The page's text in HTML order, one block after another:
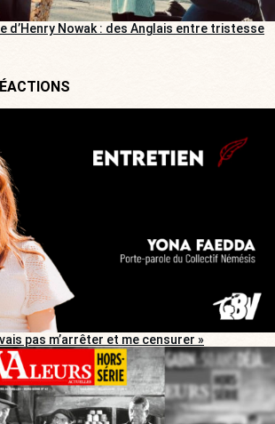
d’Henry Nowak : des Anglais entre tristesse
pas m’arrêter et me censurer »